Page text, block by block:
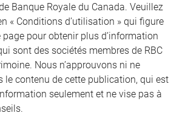
Banque Royale du Canada. Veuillez
« Conditions d’utilisation » qui figure
pour obtenir plus d’information
sont des sociétés membres de RBC
Nous n’approuvons ni ne
le contenu de cette publication, qui est
seulement et ne vise pas à